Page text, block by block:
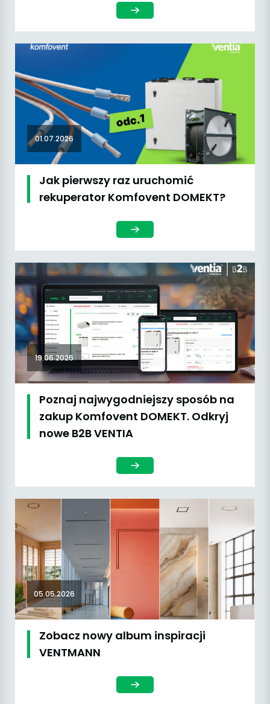
01.07.2026
Jak pierwszy raz uruchomić
rekuperator Komfovent DOMEKT?
19.06.2026
Poznaj najwygodniejszy sposób na
zakup Komfovent DOMEKT. Odkryj
nowe B2B VENTIA
05.05.2026
Zobacz nowy album inspiracji
VENTMANN